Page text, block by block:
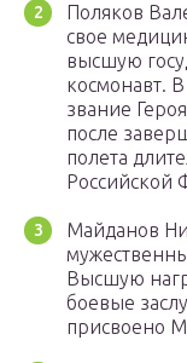
Поляков
свое
высшую
космонавт.
звание
после
полета
Российской
Майданов
Высшую
боевые
присвоено